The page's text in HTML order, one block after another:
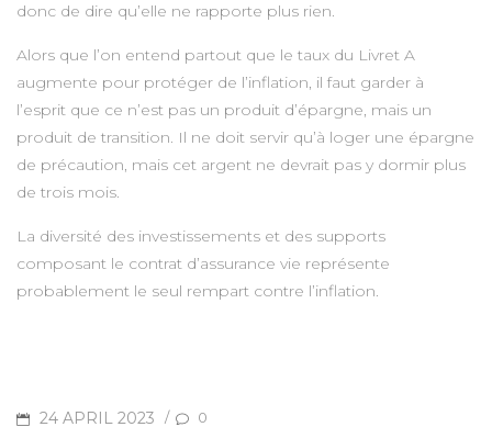
donc de dire qu’elle ne rapporte plus rien.
Alors que l’on entend partout que le taux du Livret A
augmente pour protéger de l’inflation, il faut garder à
l’esprit que ce n’est pas un produit d’épargne, mais un
produit de transition. Il ne doit servir qu’à loger une épargne
de précaution, mais cet argent ne devrait pas y dormir plus
de trois mois.
La diversité des investissements et des supports
composant le contrat d’assurance vie représente
probablement le seul rempart contre l’inflation.
POSTED
24 APRIL 2023 / 0